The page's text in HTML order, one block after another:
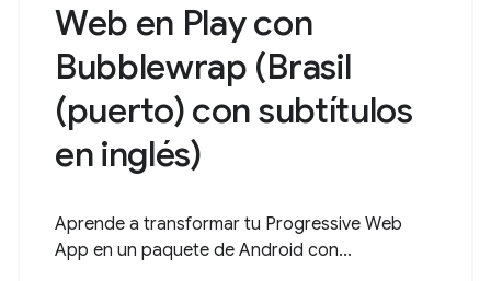
Web en Play con
Bubblewrap (Brasil
(puerto) con subtítulos
en inglés)
Aprende a transformar tu Progressive Web
App en un paquete de Android con...